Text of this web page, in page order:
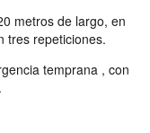
metros de largo, en
tres repeticiones.
temprana , con